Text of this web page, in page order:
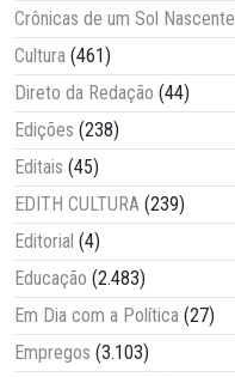
Crônicas de um Sol Nascente
Cultura (461)
Direto da Redação (44)
Edições (238)
Editais (45)
EDITH CULTURA (239)
Editorial (4)
Educação (2.483)
Em Dia com a Política (27)
Empregos (3.103)